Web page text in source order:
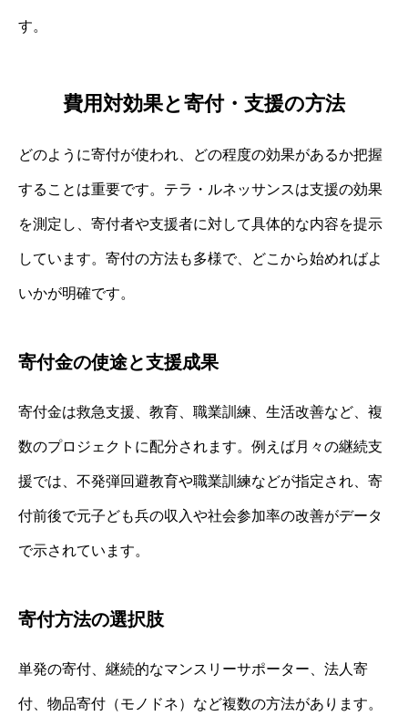
す。
費用対効果と寄付・支援の方法
どのように寄付が使われ、どの程度の効果があるか把握
することは重要です。テラ・ルネッサンスは支援の効果
を測定し、寄付者や支援者に対して具体的な内容を提示
しています。寄付の方法も多様で、どこから始めればよ
いかが明確です。
寄付金の使途と支援成果
寄付金は救急支援、教育、職業訓練、生活改善など、複
数のプロジェクトに配分されます。例えば月々の継続支
援では、不発弾回避教育や職業訓練などが指定され、寄
付前後で元子ども兵の収入や社会参加率の改善がデータ
で示されています。
寄付方法の選択肢
単発の寄付、継続的なマンスリーサポーター、法人寄
付、物品寄付（モノドネ）など複数の方法があります。